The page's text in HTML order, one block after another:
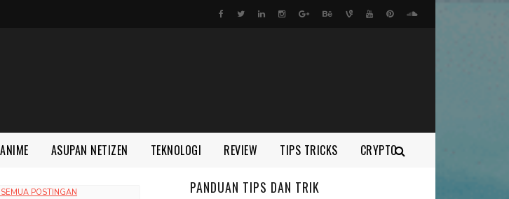
ANIME ASUPAN NETIZEN TEKNOLOGI REVIEW TIPS TRICKS CRYPTO
POSTINGAN PANDUAN TIPS DAN TRIK